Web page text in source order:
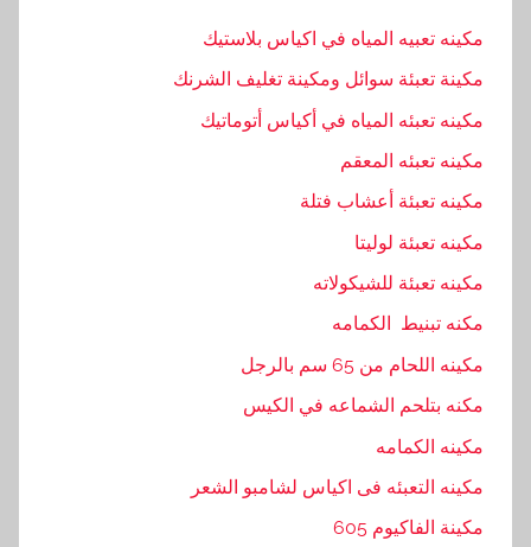
مكينه تعبيه المياه في اكياس بلاستيك
مكينة تعبئة سوائل ومكينة تغليف الشرنك
مكينه تعبئه المياه في أكياس أتوماتيك
مكينه تعبئه المعقم
مكينه تعبئة أعشاب فتلة
مكينه تعبئة لوليتا
مكينه تعبئة للشيكولاته
مكنه تبنيط الكمامه
مكينه اللحام من 65 سم بالرجل
مكنه بتلحم الشماعه في الكيس
مكينه الكمامه
مكينه التعبئه فى اكياس لشامبو الشعر
مكينة الفاكيوم 605